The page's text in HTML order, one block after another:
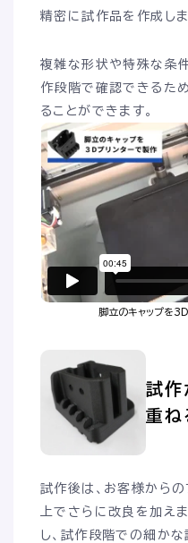
精密に試作品を作成しま
複雑な形状や特殊な条
作段階で確認できるた
ることができます。
脚立のキャップを
試作
重ね
試作後は、お客様から
上でさらに改良を加え
し、試作段階での細か